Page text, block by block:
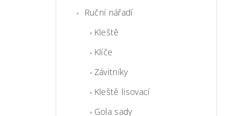
Ruční nářadí
Kleště
Klíče
Závitníky
Kleště lisovací
Gola sady